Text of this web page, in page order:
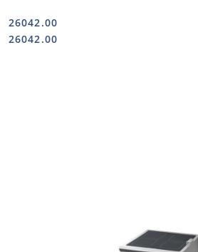
Cena:
26042.00
Cena:
26042.00